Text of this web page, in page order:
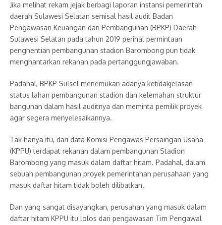
Jika melihat rekam jejak berbagi laporan instansi pemerintah
daerah Sulawesi Selatan semisal hasil audit Badan
Pengawasan Keuangan dan Pembangunan (BPKP) Daerah
Sulawesi Selatan pada tahun 2019 perihal permintaan
penghentian pembangunan stadion Barombong pun tidak
menghantarkan rekanan pada pertanggungjawaban.
Padahal, BPKP Sulsel menemukan adanya ketidakjelasan
status lahan pembangunan stadion dan kelemahan struktur
bangunan dalam hasil auditnya dan meminta pemilik proyek
agar segera menyelesaikannya.
Tak hanya itu, dari data Komisi Pengawas Persaingan Usaha
(KPPU) terdapat rekanan dalam pembangunan Stadion
Barombong yang masuk dalam daftar hitam. Padahal, dalam
sebuah pembangunan proyek pemerintahan perusahaan yang
masuk daftar hitam tidak boleh dilibatkan.
Dan yang sangat disayangkan, perusahan yang masuk dalam
daftar hitam KPPU itu lolos dari pengawasan Tim Pengawal